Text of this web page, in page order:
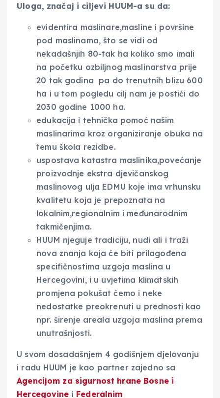
Uloga, značaj i ciljevi HUUM-a su da:
evidentira maslinare,masline i površine
pod maslinama, što se vidi od
nekadašnjih 80-tak ha koliko smo imali
na početku ozbiljnog maslinarstva prije
20 tak godina pa do trenutnih blizu 600
ha i u tom pogledu cilj nam je postići do
2030 godine 1000 ha.
edukacija i tehnička pomoć našim
maslinarima kroz organiziranje obuka na
temu škola rezidbe.
uspostava katastra maslinika,povećanje
proizvodnje ekstra djevičanskog
maslinovog ulja EDMU koje ima vrhunsku
kvalitetu koja je prepoznata na
lokalnim,regionalnim i međunarodnim
takmičenjima.
HUUM njeguje tradiciju, nudi ali i traži
nova znanja koja će biti prilagođena
specifičnostima uzgoja maslina u
Hercegovini, i u uvjetima klimatskih
promjena pokušat ćemo i neke
nedostatke preokrenuti u prednosti kao
npr. širenje areala uzgoja maslina prema
unutrašnjosti.
U svom dosadašnjem 4 godišnjem djelovanju
i radu HUUM je kao partner zajedno sa
Agencijom za sigurnost hrane Bosne i
Hercegovine i Federalnim